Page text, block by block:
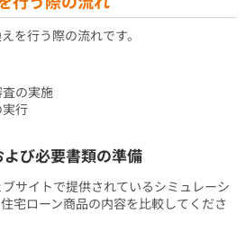
を行う際の流れです。
の実施
行
び必要書類の準備
サイトで提供されているシミュレーシ
宅ローン商品の内容を比較してくださ